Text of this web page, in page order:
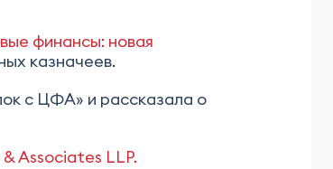
финансы: новая
казначеев.
с ЦФА» и рассказала о
Associates LLP.